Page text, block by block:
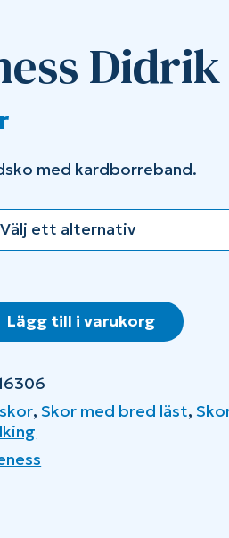
Didrik
med kardborreband.
Lägg till i varukorg
, Skor med bred läst,